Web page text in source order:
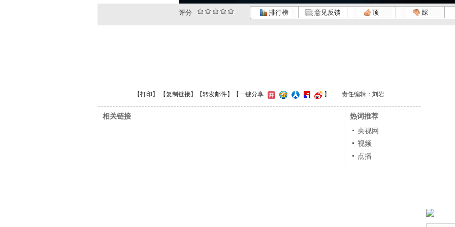
评分 排行榜 意见反馈 顶 踩
【打印 】 【复制链接】【转发邮件】 【一键分享 】 责任编辑：刘岩
相关链接
热词推荐
央视网
视频
点播